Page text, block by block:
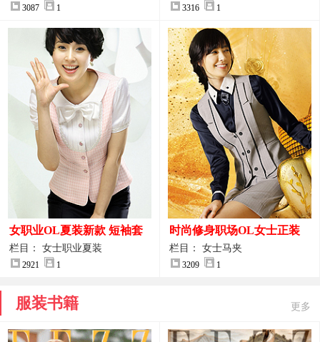
3087 1 3316 1
女职业OL夏装新款 短袖套
装女正装
栏目： 女士职业夏装
2921 1
时尚修身职场OL女士正装
马甲拍摄大图
栏目： 女士马夹
3209 1
服装书籍 更多